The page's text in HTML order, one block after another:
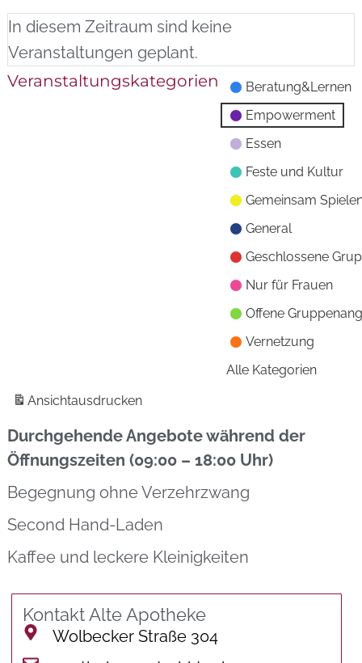
In diesem Zeitraum sind keine
Veranstaltungen geplant.
Veranstaltungskategorien
Beratung&Lernen
Empowerment
Essen
Feste und Kultur
Gemeinsam
General
Geschlossene
Nur für Frauen
Offene
Vernetzung
Alle Kategorien
Ansichtausdrucken
Durchgehende Angebote während der
Öffnungszeiten (09:00 – 18:00 Uhr)
Begegnung ohne Verzehrzwang
Second Hand-Laden
Kaffee und leckere Kleinigkeiten
Kontakt Alte Apotheke
Wolbecker Straße 304